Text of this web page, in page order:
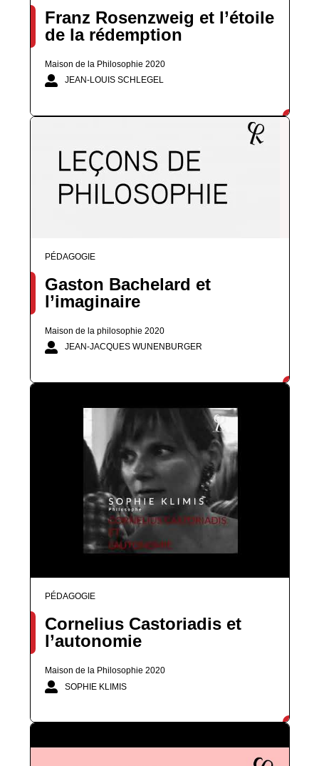
Franz Rosenzweig et l’étoile
de la rédemption
Maison de la Philosophie 2020
JEAN-LOUIS SCHLEGEL
PÉDAGOGIE
Gaston Bachelard et
l’imaginaire
Maison de la philosophie 2020
JEAN-JACQUES WUNENBURGER
PÉDAGOGIE
Cornelius Castoriadis et
l’autonomie
Maison de la Philosophie 2020
SOPHIE KLIMIS